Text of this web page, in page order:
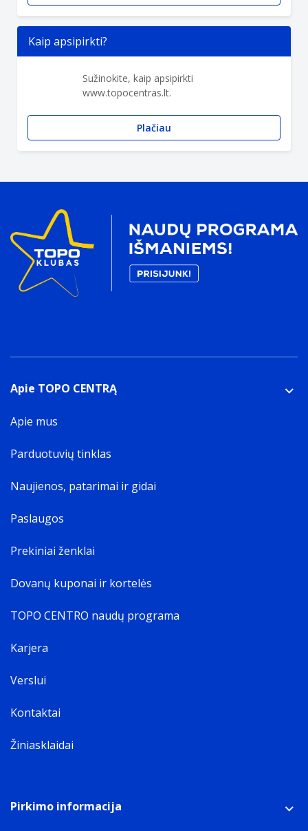
Kaip apsipirkti?
Sužinokite, kaip apsipirkti
www.topocentras.lt.
Plačiau
Apie TOPO CENTRĄ
Apie mus
Parduotuvių tinklas
Naujienos, patarimai ir gidai
Paslaugos
Prekiniai ženklai
Dovanų kuponai ir kortelės
TOPO CENTRO naudų programa
Karjera
Verslui
Kontaktai
Žiniasklaidai
Pirkimo informacija